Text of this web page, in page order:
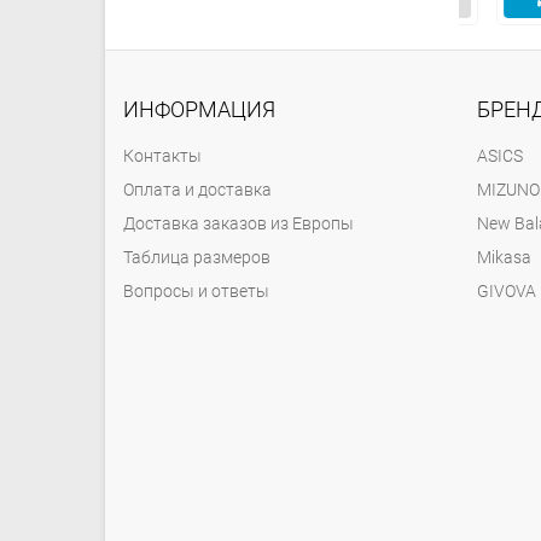
ИНФОРМАЦИЯ
Контакты
Оплата и доставка
Доставка заказов из Европы
Таблица размеров
Вопросы и ответы
ASICS
MIZUNO
New
Mikasa
GIVOVA